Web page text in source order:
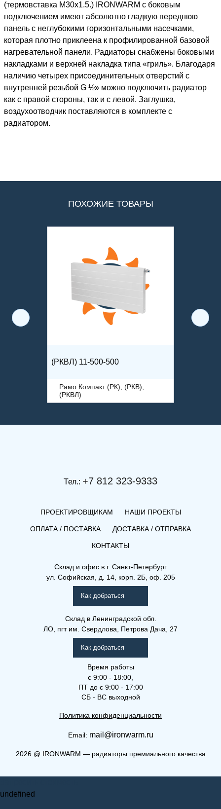
(термовставка М30х1.5.) IRONWARM с боковым
подключением имеют абсолютно гладкую переднюю
панель с неглубокими горизонтальными насечками,
которая плотно приклеена к профилированной базовой
нагревательной панели. Радиаторы снабжены боковыми
накладками и верхней накладка типа «гриль». Благодаря
наличию четырех присоединительных отверстий с
внутренней резьбой G ½» можно подключить радиатор
как с правой стороны, так и с левой. Заглушка,
воздухоотводчик поставляются в комплекте с
радиатором.
ПОХОЖИЕ ТОВАРЫ
(РКВЛ) 11-500-500
Рамо Компакт (РК), (РКВ),
(РКВЛ)
Рамо Компакт (РК), (РКВ),
(РКВЛ) 22-600-1200
Рамо Компакт (РК), (РКВ),
Тел.: +7 812 323-9333
ПРОЕКТИРОВЩИКАМ НАШИ ПРОЕКТЫ
ОПЛАТА / ПОСТАВКА ДОСТАВКА / ОТПРАВКА
КОНТАКТЫ
Склад и офис в г. Санкт-Петербург
ул. Софийская, д. 14, корп. 2Б, оф. 205
Как добраться
Склад в Ленинградской обл.
ЛО, пгт им. Свердлова, Петрова Дача, 27
Как добраться
Время работы
с 9:00 - 18:00,
ПТ до с 9:00 - 17:00
СБ - ВС выходной
Политика конфиденциальности
Email: mail@ironwarm.ru
2026@ IRONWARM — радиаторы премиального качества
undefined